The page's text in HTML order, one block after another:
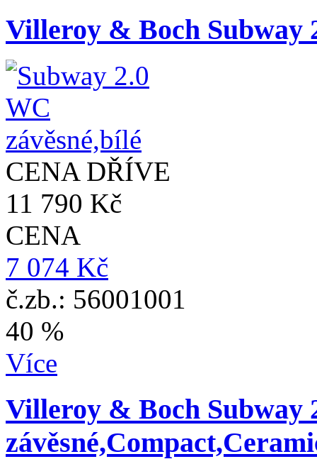
Villeroy & Boch Subway
CENA DŘÍVE
11 790 Kč
CENA
7 074 Kč
č.zb.: 56001001
40 %
Více
Villeroy & Boch Subway